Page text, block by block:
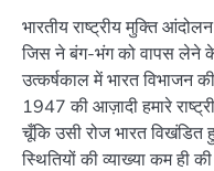
भारतीय राष्ट्रीय मुक्ति
जिस ने बंग-भंग को वापस लेने
उत्कर्षकाल में भारत विभाजन
1947 की आज़ादी हमारे
चूँकि उसी रोज भारत विखंडित
स्थितियों की व्याख्या कम ही